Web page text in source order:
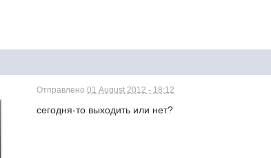
Отправлено01 August 2012 - 18:12
сегодня-то выходить или нет?